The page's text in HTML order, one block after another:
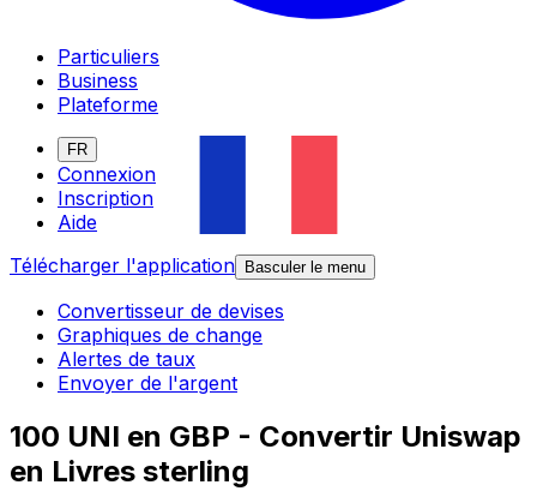
Particuliers
Business
Plateforme
FR
Connexion
Inscription
Aide
Télécharger l'application
Basculer le menu
Convertisseur de devises
Graphiques de change
Alertes de taux
Envoyer de l'argent
100 UNI en GBP - Convertir Uniswap
en Livres sterling